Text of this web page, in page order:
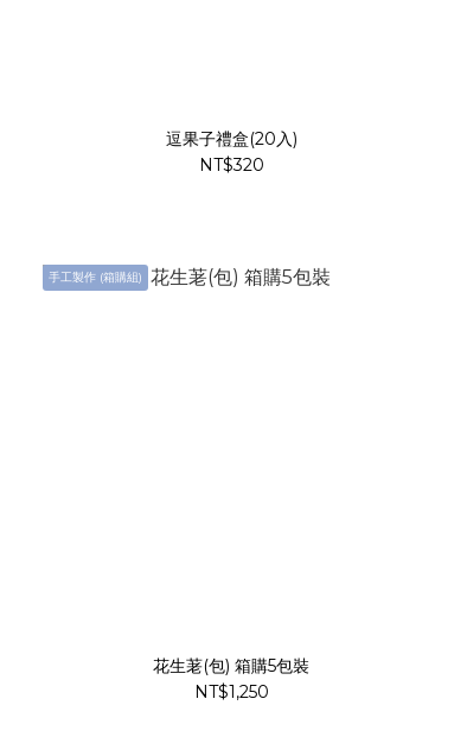
逗果子禮盒(20入)
NT$320
手工製作 (箱購組)
花生荖(包) 箱購5包裝
NT$1,250